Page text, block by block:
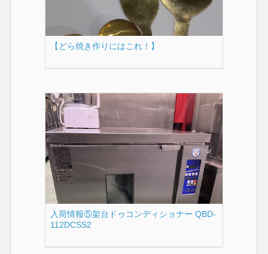
【どら焼き作りにはこれ！】
入荷情報⑤架台ドゥコンディショナー QBD-
112DCSS2